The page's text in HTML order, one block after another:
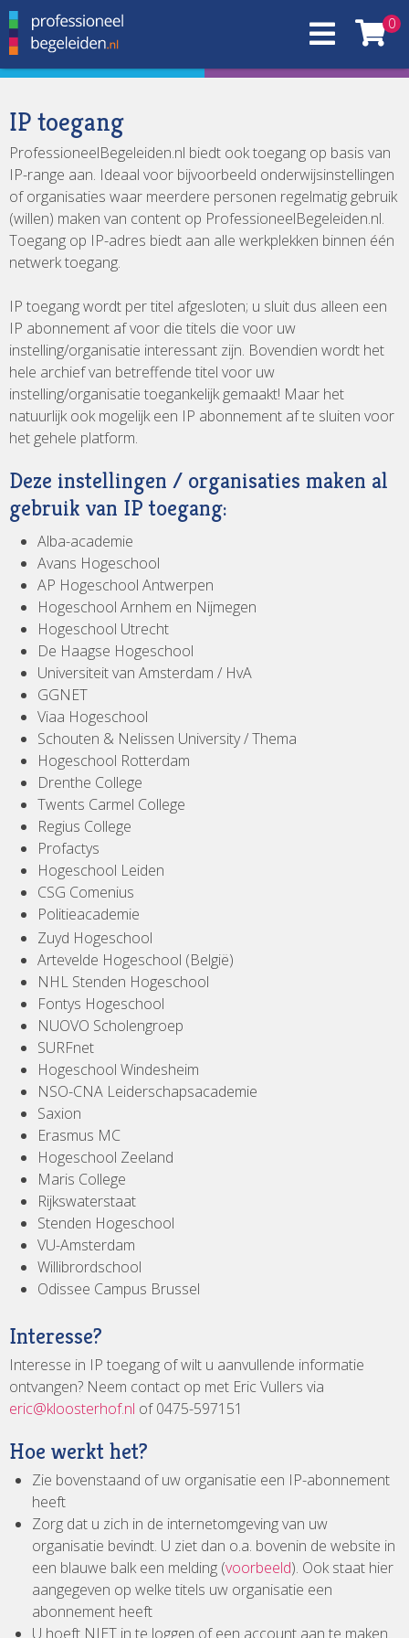
0
IP toegang
ProfessioneelBegeleiden.nl biedt ook toegang op basis van
IP-range aan. Ideaal voor bijvoorbeeld onderwijsinstellingen
of organisaties waar meerdere personen regelmatig gebruik
(willen) maken van content op ProfessioneelBegeleiden.nl.
Toegang op IP-adres biedt aan alle werkplekken binnen één
netwerk toegang.
IP toegang wordt per titel afgesloten; u sluit dus alleen een
IP abonnement af voor die titels die voor uw
instelling/organisatie interessant zijn. Bovendien wordt het
hele archief van betreffende titel voor uw
instelling/organisatie toegankelijk gemaakt! Maar het
natuurlijk ook mogelijk een IP abonnement af te sluiten voor
het gehele platform.
Deze instellingen / organisaties maken al
gebruik van IP toegang:
Alba-academie
Avans Hogeschool
AP Hogeschool Antwerpen
Hogeschool Arnhem en Nijmegen
Hogeschool Utrecht
De Haagse Hogeschool
Universiteit van Amsterdam / HvA
GGNET
Viaa Hogeschool
Schouten & Nelissen University / Thema
Hogeschool Rotterdam
Drenthe College
Twents Carmel College
Regius College
Profactys
Hogeschool Leiden
CSG Comenius
Politieacademie
Zuyd Hogeschool
Artevelde Hogeschool (België)
NHL Stenden Hogeschool
Fontys Hogeschool
NUOVO Scholengroep
SURFnet
Hogeschool Windesheim
NSO-CNA Leiderschapsacademie
Saxion
Erasmus MC
Hogeschool Zeeland
Maris College
Rijkswaterstaat
Stenden Hogeschool
VU-Amsterdam
Willibrordschool
Odissee Campus Brussel
Interesse?
Interesse in IP toegang of wilt u aanvullende informatie
ontvangen? Neem contact op met Eric Vullers via
eric@kloosterhof.nl of 0475-597151
Hoe werkt het?
Zie bovenstaand of uw organisatie een IP-abonnement
heeft
Zorg dat u zich in de internetomgeving van uw
organisatie bevindt. U ziet dan o.a. bovenin de website in
een blauwe balk een melding (voorbeeld). Ook staat hier
aangegeven op welke titels uw organisatie een
abonnement heeft
U hoeft NIET in te loggen of een account aan te maken.